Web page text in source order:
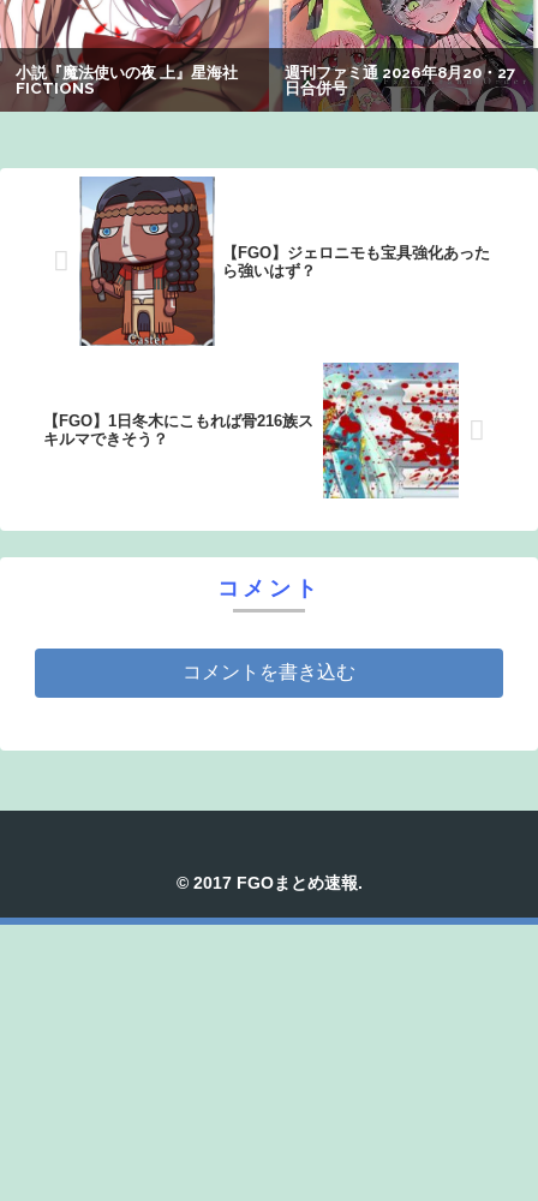
【画像】山ガールさん、山でラーメンを食べたらおじさん
に怒られるｗｗｗ
【悲報】Z世代「求刑7年のジャンポケ斎藤は口封じに被害
【悲報】有名漫画家「体重の減少が止まりません」→ファ
ンから心配の声：26/08/07のニュース
【FGO】ジェロニモも宝具強化あった
ら強いはず？
【FGO】1日冬木にこもれば骨216族ス
キルマできそう？
コメント
コメントを書き込む
© 2017 FGOまとめ速報.